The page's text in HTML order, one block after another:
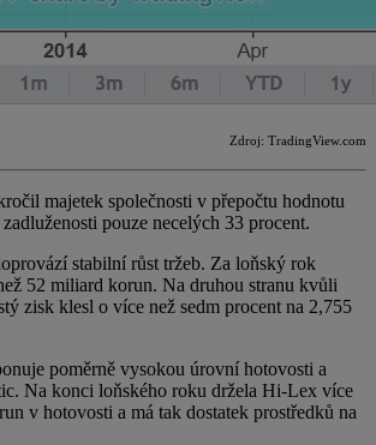
Zdroj: TradingView.com
majetek společnosti v přepočtu hodnotu
pouze necelých 33 procent.
stabilní růst tržeb. Za loňský rok
52 miliard korun. Na druhou stranu kvůli
zisk klesl o více než sedm procent na 2,755
poměrně vysokou úrovní hotovosti a
Na konci loňského roku držela Hi-Lex více
v hotovosti a má tak dostatek prostředků na